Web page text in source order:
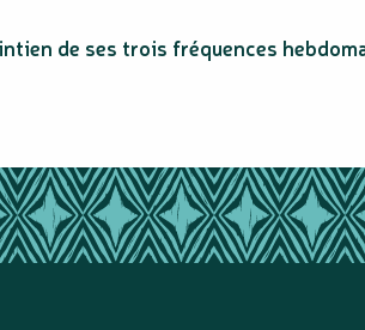
de ses trois fréquences